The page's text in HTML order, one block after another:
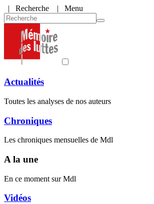
| Recherche | Menu
Actualités
Toutes les analyses de nos auteurs
Chroniques
Les chroniques mensuelles de Mdl
A la une
En ce moment sur Mdl
Vidéos